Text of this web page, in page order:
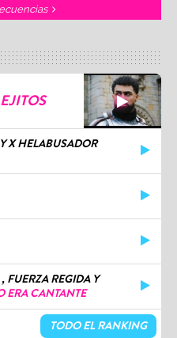
X HELABUSADOR
FUERZA REGIDA Y
ERA CANTANTE
TODO EL RANKING